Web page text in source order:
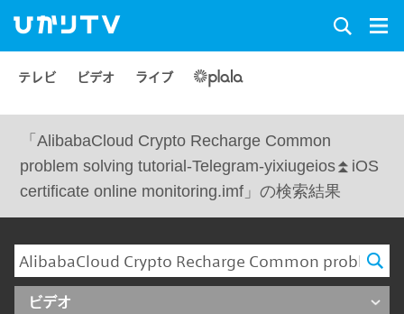
テレビ ビデオ ライブ
「AlibabaCloud Crypto Recharge Common
problem solving tutorial-Telegram-yixiugeios⏫️iOS
certificate online monitoring.imf」の検索結果
ビデオ